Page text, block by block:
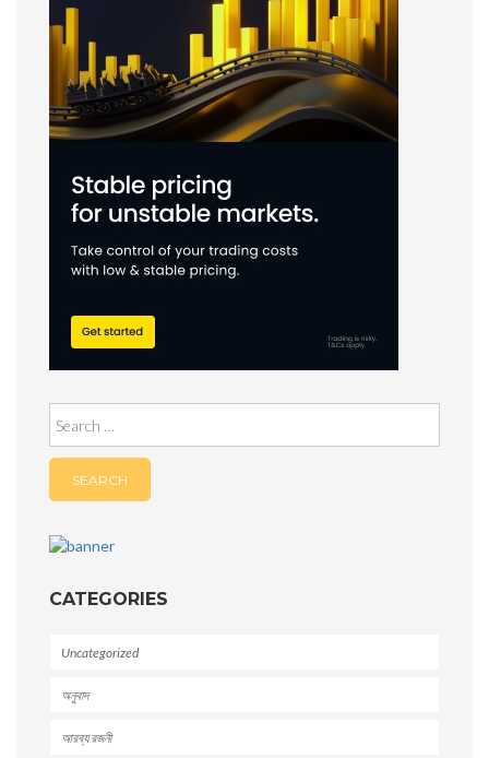
for:
CATEGORIES
Uncategorized
অনুবাদ
আরব্য রজনী